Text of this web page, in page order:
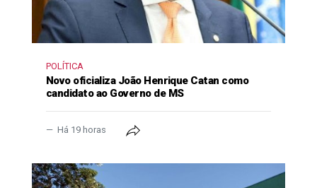
POLÍTICA
Novo oficializa João Henrique Catan como
candidato ao Governo de MS
Há 19 horas